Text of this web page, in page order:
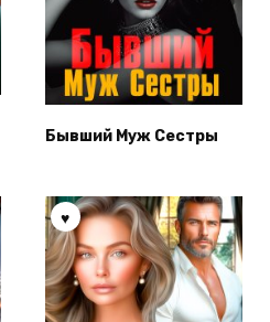
Бывший Муж Сестры